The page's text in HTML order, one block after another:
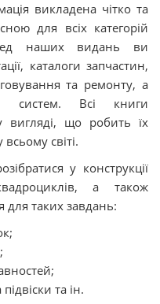
викладена чітко та
для всіх категорій
наших видань ви
каталоги запчастин,
та ремонту, а
систем. Всі книги
вигляді, що робить їх
світі.
у конструкції
а також
для таких завдань:
та ін.